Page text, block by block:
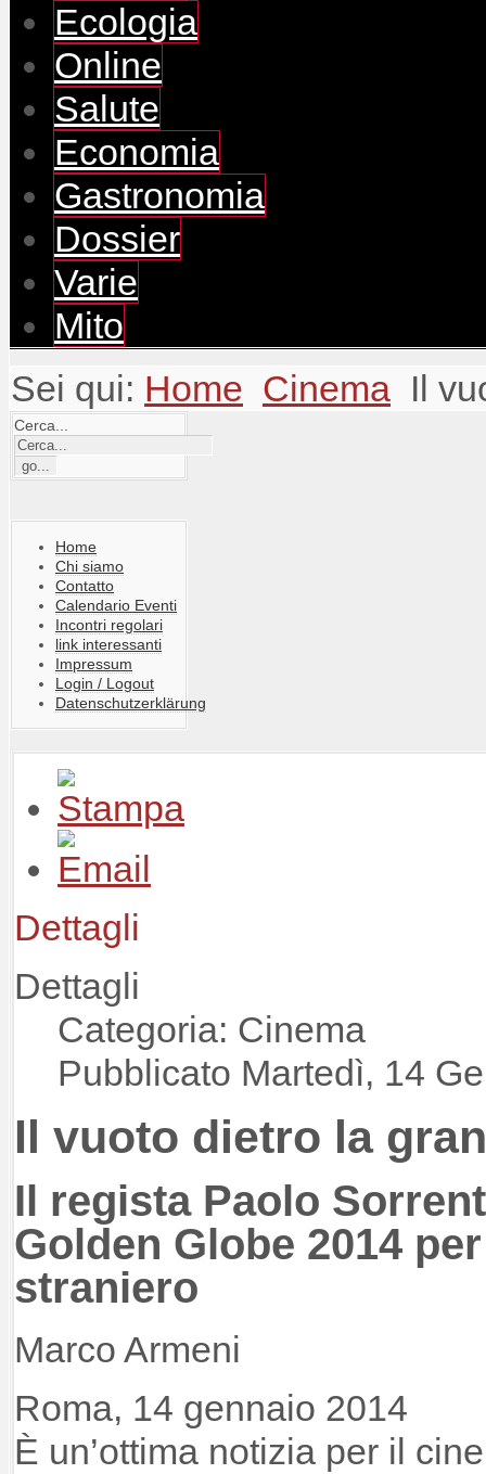
Ecologia
Online
Salute
Economia
Gastronomia
Dossier
Varie
Mito
Sei qui: Home Cinema Il
Cerca...
Home
Chi siamo
Contatto
Calendario Eventi
Incontri regolari
link interessanti
Impressum
Login / Logout
Datenschutzerklärung
Dettagli
Dettagli
Categoria: Cinema
Pubblicato Martedì, 14
Il vuoto dietro la
Il regista Paolo
Golden Globe 2014
straniero
Marco Armeni
Roma, 14 gennaio 2014
È un’ottima notizia per il